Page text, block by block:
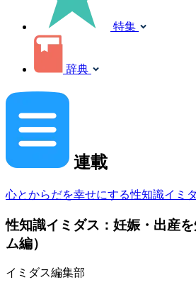
特集
辞典
連載
心とからだを幸せにする性知識イミ
性知識イミダス：妊娠・出産
ム編）
イミダス編集部